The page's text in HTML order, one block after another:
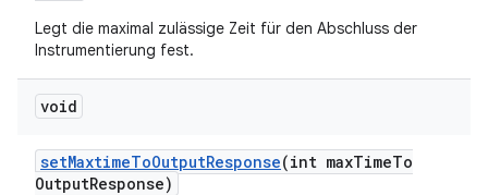
Legt die maximal zulässige Zeit für den Abschluss der
Instrumentierung fest.
void
setMaxtimeToOutputResponse(int maxTimeTo
OutputResponse)